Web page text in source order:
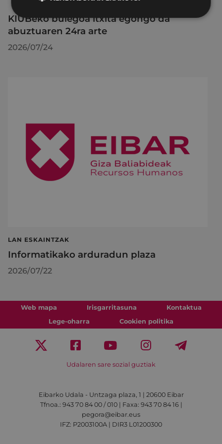
KIUBeko bulegoa itxita egongo da
abuztuaren 24ra arte
2026/07/24
LAN ESKAINTZAK
Informatikako arduradun plaza
2026/07/22
Web mapa Irisgarritasuna
Kontaktua
Lege-oharra
Cookien politika
Udalaren sare sozial guztiak
Eibarko Udala - Untzaga plaza, 1 | 20600 Eibar
Tfnoa.: 943 70 84 00 / 010 | Faxa: 943 70 84 16 |
pegora@eibar.eus
IFZ: P2003100A | DIR3 L01200300